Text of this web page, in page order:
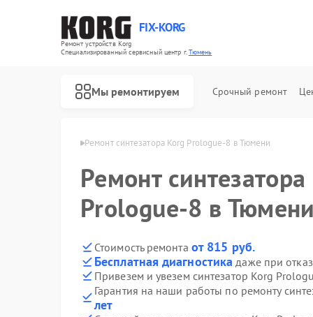
FIX-KORG
Ремонт устройств Korg
Специализированный cервисный центр г.Тюмень
Мы ремонтируем Срочный ремонт
Korg в Тюмени Ремонт синтезатора Korg Prologue-8 в Тюмени
Ремонт
Prologue-8 в Тюмени
Стоимость ремонта от 815 руб.
Бесплатная диагностика даже при
Привезем и увезем синтезатор Korg
Гарантия на наши работы по ремонту
лет